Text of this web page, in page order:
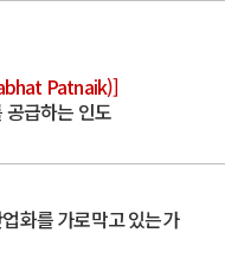
Patnaik)]
공급하는 인도
화를 가로막고 있는가